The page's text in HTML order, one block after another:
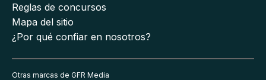
Reglas de concursos
Mapa del sitio
¿Por qué confiar en nosotros?
Otras marcas de GFR Media